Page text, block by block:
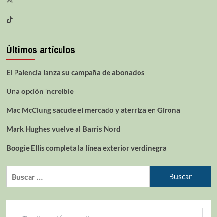
Últimos artículos
El Palencia lanza su campaña de abonados
Una opción increíble
Mac McClung sacude el mercado y aterriza en Girona
Mark Hughes vuelve al Barris Nord
Boogie Ellis completa la línea exterior verdinegra